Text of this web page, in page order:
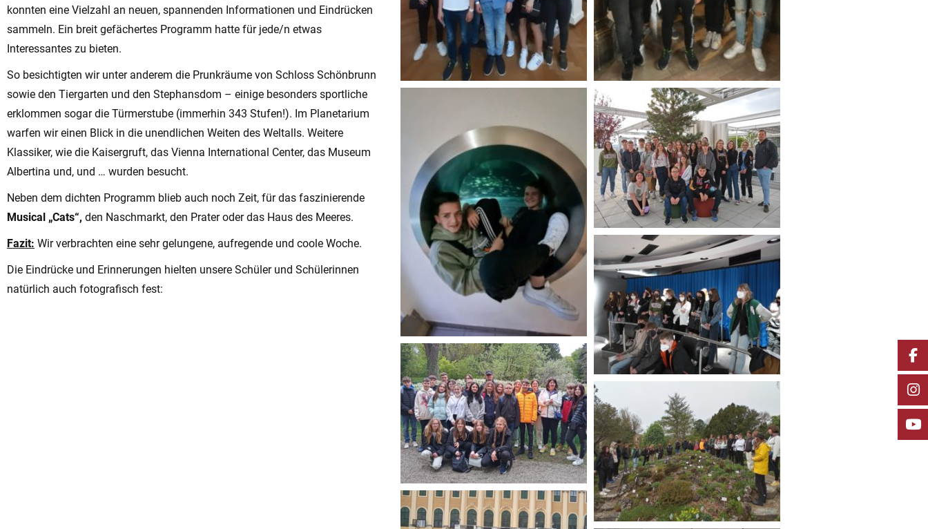
konnten eine Vielzahl an neuen, spannenden Informationen und Eindrücken
sammeln. Ein breit gefächertes Programm hatte für jede/n etwas
Interessantes zu bieten.
So besichtigten wir unter anderem die Prunkräume von Schloss Schönbrunn
sowie den Tiergarten und den Stephansdom – einige besonders sportliche
erklommen sogar die Türmerstube (immerhin 343 Stufen!). Im Planetarium
warfen wir einen Blick in die unendlichen Weiten des Weltalls. Weitere
Klassiker, wie die Kaisergruft, das Vienna International Center, das Museum
Albertina und, und … wurden besucht.
Neben dem dichten Programm blieb auch noch Zeit, für das faszinierende
Musical „Cats“, den Naschmarkt, den Prater oder das Haus des Meeres.
Fazit: Wir verbrachten eine sehr gelungene, aufregende und coole Woche.
Die Eindrücke und Erinnerungen hielten unsere Schüler und Schülerinnen
natürlich auch fotografisch fest: